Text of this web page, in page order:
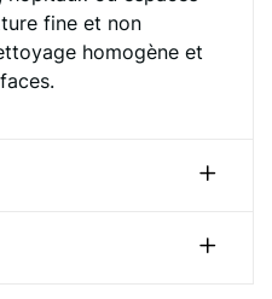
fine et non
homogène et